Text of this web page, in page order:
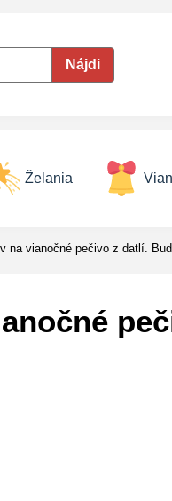
Želania
na vianočné pečivo z datlí.